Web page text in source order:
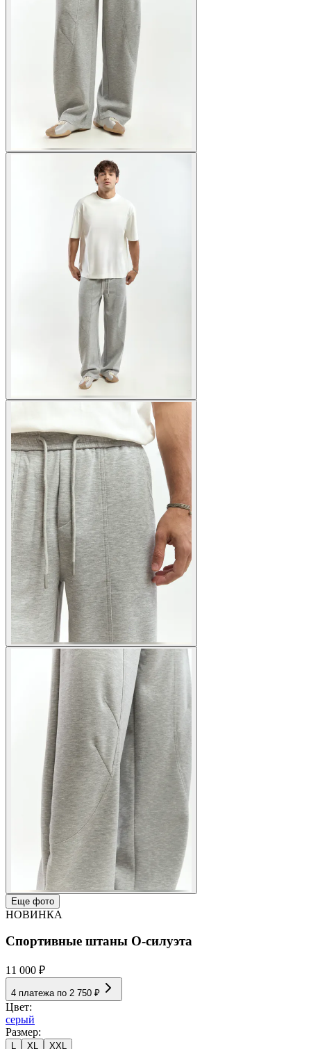
Еще фото
НОВИНКА
Спортивные штаны О-силуэта
11 000 ₽
4 платежа по 2 750 ₽
Цвет:
серый
Размер:
L XL
XXL